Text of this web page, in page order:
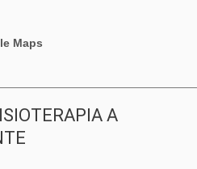
Maps
A